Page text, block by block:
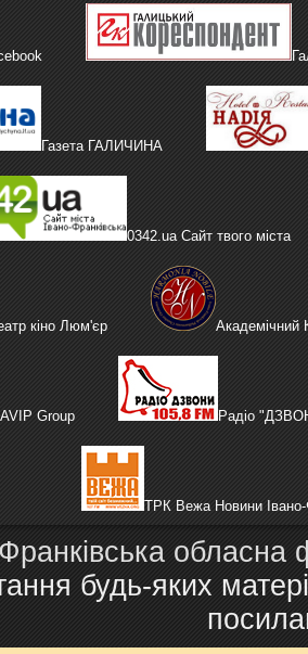
Газета ГАЛИЧИНА
0342.ua Сайт твого міста
кіно Люм'єр Академічний
AVIP Group Радіо
ТРК Вежа Новини Івано-
обласна
будь-яких